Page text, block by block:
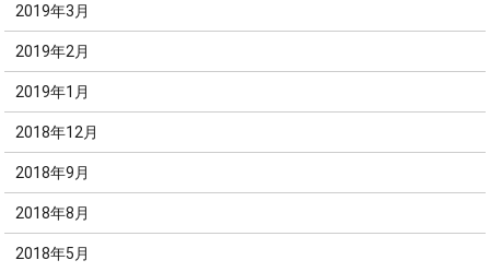
2019年3月
2019年2月
2019年1月
2018年12月
2018年9月
2018年8月
2018年5月